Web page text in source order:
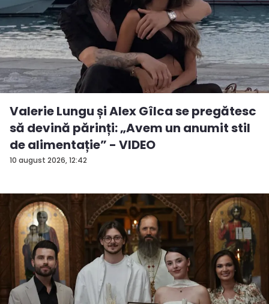
10 august 2026, 12:42
Valerie Lungu și Alex Gîlca se pregătesc
să devină părinți: „Avem un anumit stil
de alimentație” - VIDEO